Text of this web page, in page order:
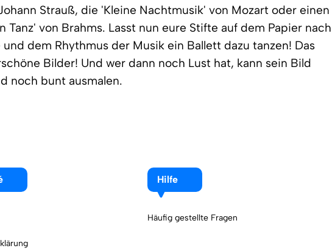
Strauß, die 'Kleine Nachtmusik' von Mozart oder einen
Tanz' von Brahms. Lasst nun eure Stifte auf dem Papier nach
dem Rhythmus der Musik ein Ballett dazu tanzen! Das
Bilder! Und wer dann noch Lust hat, kann sein Bild
noch bunt ausmalen.
Hilfe
Häufig gestellte Fragen